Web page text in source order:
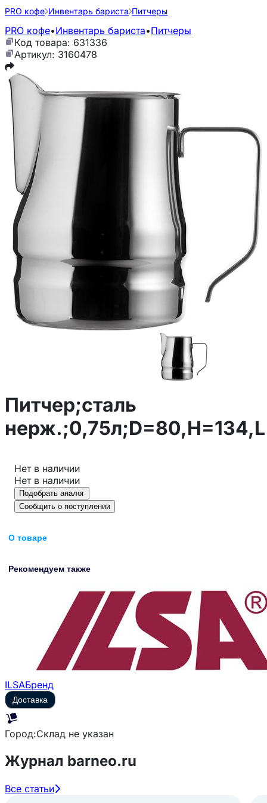
PRO кофе Инвентарь бариста Питчеры
PRO кофе•Инвентарь бариста•Питчеры
Код товара: 631336
Артикул: 3160478
Питчер;сталь
Нет в наличии
Нет в наличии
Подобрать аналог
Сообщить о поступлении
О товаре
Рекомендуем также
ILSAБренд
Доставка
Город:Склад не указан
Журнал barneo.ru
Все статьи